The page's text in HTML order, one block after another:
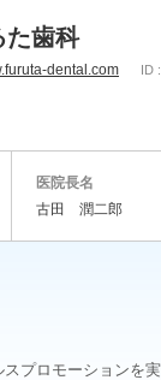
た歯科
dental.com ID
医院長名
古田 潤二郎
プロモーションを